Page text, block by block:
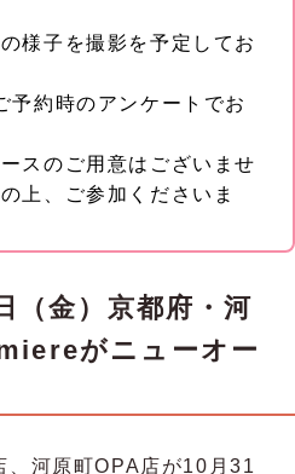
様子を撮影を予定してお
予約時のアンケートでお
スのご用意はございませ
上、ご参加くださいま
（金）京都府・河
がニューオー
河原町OPA店が10月31